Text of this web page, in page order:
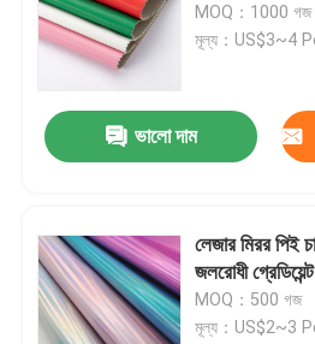
MOQ：1000 গজ
মূল্য：US$3~4
ভালো দাম
লেজার মিরর পিই
জলরোধী
MOQ：500 গজ
মূল্য：US$2~3